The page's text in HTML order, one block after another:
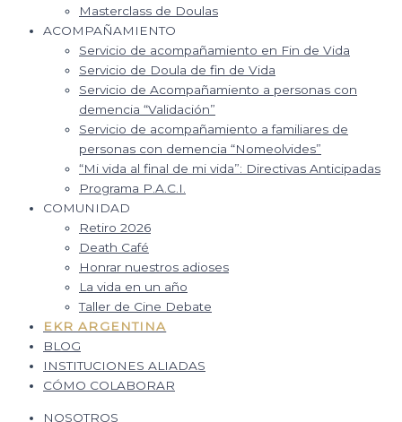
Masterclass de Doulas
ACOMPAÑAMIENTO
Servicio de acompañamiento en Fin de Vida
Servicio de Doula de fin de Vida
Servicio de Acompañamiento a personas con
demencia “Validación”
Servicio de acompañamiento a familiares de
personas con demencia “Nomeolvides”
“Mi vida al final de mi vida”: Directivas Anticipadas
Programa P.A.C.I.
COMUNIDAD
Retiro 2026
Death Café
Honrar nuestros adioses
La vida en un año
Taller de Cine Debate
EKR ARGENTINA
BLOG
INSTITUCIONES ALIADAS
CÓMO COLABORAR
NOSOTROS